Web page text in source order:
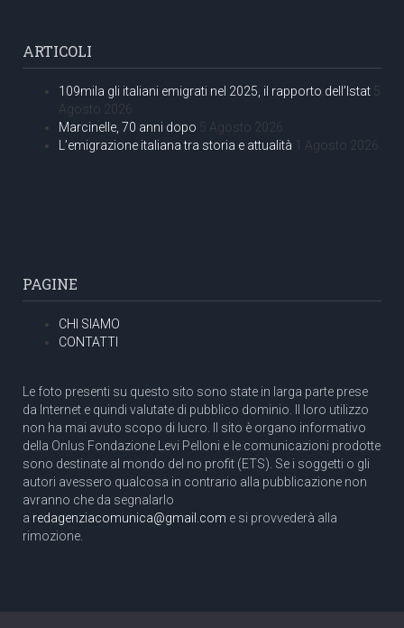
ARTICOLI
109mila gli italiani emigrati nel 2025, il rapporto dell’Istat 5
Agosto 2026
Marcinelle, 70 anni dopo 5 Agosto 2026
L’emigrazione italiana tra storia e attualità 1 Agosto 2026
PAGINE
CHI SIAMO
CONTATTI
Le foto presenti su questo sito sono state in larga parte prese
da Internet e quindi valutate di pubblico dominio. Il loro utilizzo
non ha mai avuto scopo di lucro. Il sito è organo informativo
della Onlus Fondazione Levi Pelloni e le comunicazioni prodotte
sono destinate al mondo del no profit (ETS). Se i soggetti o gli
autori avessero qualcosa in contrario alla pubblicazione non
avranno che da segnalarlo
a redagenziacomunica@gmail.com e si provvederà alla
rimozione.